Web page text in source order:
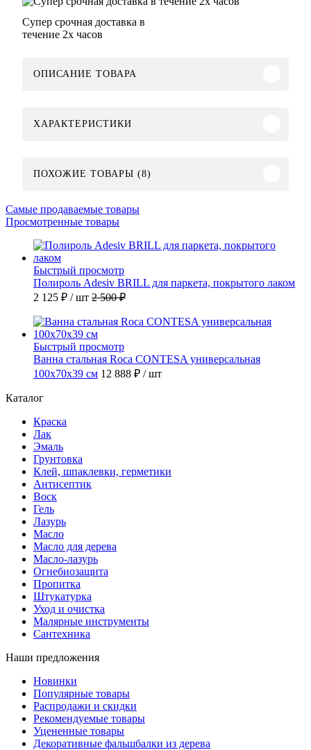
Супер срочная доставка в
течение 2х часов
ОПИСАНИЕ ТОВАРА
ХАРАКТЕРИСТИКИ
ПОХОЖИЕ ТОВАРЫ (8)
Самые продаваемые товары
Просмотренные товары
Быстрый просмотр
Полироль Adesiv BRILL для паркета, покрытого лаком
2 125 ₽ / шт 2 500 ₽
Быстрый просмотр
Ванна стальная Roca CONTESA универсальная
100x70x39 см 12 888 ₽ / шт
Каталог
Краска
Лак
Эмаль
Грунтовка
Клей, шпаклевки, герметики
Антисептик
Воск
Гель
Лазурь
Масло
Масло для дерева
Масло-лазурь
Огнебиозащита
Пропитка
Штукатурка
Уход и очистка
Малярные инструменты
Сантехника
Наши предложения
Новинки
Популярные товары
Распродажи и скидки
Рекомендуемые товары
Уцененные товары
Декоративные фальшбалки из дерева